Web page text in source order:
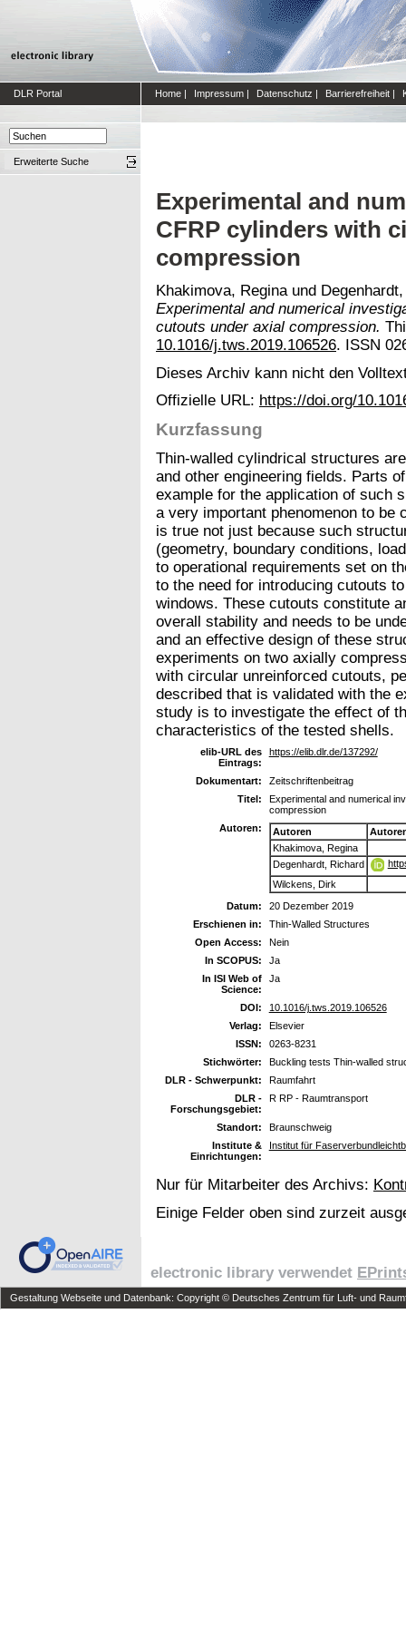
DLR Portal Home | Impressum | Datenschutz | Barrierefreiheit |
Erweiterte Suche
Experimental and
CFRP cylinders with
compression
Khakimova, Regina und
Experimental and numerical
cutouts under axial compression.
10.1016/j.tws.2019.106526. ISSN
Dieses Archiv kann nicht den
Offizielle URL: https://doi.org/
Kurzfassung
Thin-walled cylindrical structures
and other engineering fields. Parts
example for the application of such
a very important phenomenon to be
is true not just because such
(geometry, boundary conditions,
to operational requirements set on
to the need for introducing cutouts
windows. These cutouts constitute
overall stability and needs to be
and an effective design of these
experiments on two axially
with circular unreinforced cutouts,
described that is validated with the
study is to investigate the effect of
characteristics of the tested shells.
elib-URL des
Eintrags:
https://elib.dlr.de/137292/
Dokumentart:
Zeitschriftenbeitrag
Titel:
Experimental and numerical
compression
Autoren:
Autoren
Khakimova, Regina
Degenhardt, Richard
Wilckens, Dirk
Datum:
20 Dezember 2019
Erschienen in:
Thin-Walled Structures
Open Access:
Nein
In SCOPUS:
Ja
In ISI Web of
Science:
Ja
DOI:
10.1016/j.tws.2019.106526
Verlag:
Elsevier
ISSN:
0263-8231
Stichwörter:
Buckling tests Thin-walled
DLR - Schwerpunkt:
Raumfahrt
DLR -
Forschungsgebiet:
R RP - Raumtransport
Standort:
Braunschweig
Institute &
Einrichtungen:
Institut für
Nur für Mitarbeiter des Archivs:
Einige Felder oben sind zurzeit
electronic library verwendet
Gestaltung Webseite und Datenbank: Copyright © Deutsches Zentrum für Luft- und